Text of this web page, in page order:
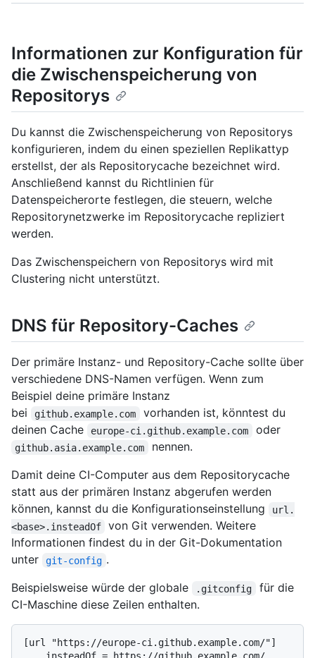
Informationen zur Konfiguration für
die Zwischenspeicherung von
Repositorys
Du kannst die Zwischenspeicherung von Repositorys
konfigurieren, indem du einen speziellen Replikattyp
erstellst, der als Repositorycache bezeichnet wird.
Anschließend kannst du Richtlinien für
Datenspeicherorte festlegen, die steuern, welche
Repositorynetzwerke im Repositorycache repliziert
werden.
Das Zwischenspeichern von Repositorys wird mit
Clustering nicht unterstützt.
DNS für Repository-Caches
Der primäre Instanz- und Repository-Cache sollte über
verschiedene DNS-Namen verfügen. Wenn zum
Beispiel deine primäre Instanz
bei
github.example.com
vorhanden ist, könntest du
deinen Cache
europe-ci.github.example.com oder
github.asia.example.com
nennen.
Damit deine CI-Computer aus dem Repositorycache
statt aus der primären Instanz abgerufen werden
können, kannst du die Konfigurationseinstellung
url.
<base>.insteadOf
von Git verwenden. Weitere
Informationen findest du in der Git-Dokumentation
unter
git-config .
Beispielsweise würde der globale
.gitconfig
für die
CI-Maschine diese Zeilen enthalten.
[url "https://europe-ci.github.example.com/"]